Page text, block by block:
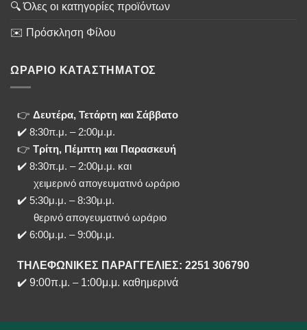
🔍 Όλες οι κατηγορίες προϊόντων
✉️ Πρόσκληση Φίλου
ΩΡΑΡΙΟ ΚΑΤΑΣΤΗΜΑΤΟΣ
👉 Δευτέρα, Τετάρτη και Σάββατο
✔️ 8:30π.μ. – 2:00μ.μ.
👉 Τρίτη, Πέμπτη και Παρασκευή
✔️ 8:30π.μ. – 2:00μ.μ. και
χειμερινό απογευματινό ωράριο
✔️ 5:30μ.μ. – 8:30μ.μ.
θερινό απογευματινό ωράριο
✔️ 6:00μ.μ. – 9:00μ.μ.
ΤΗΛΕΦΩΝΙΚΕΣ ΠΑΡΑΓΓΕΛΙΕΣ: 2251 306790
✔️ 9:00π.μ. –1:00μ.μ. καθημερινά